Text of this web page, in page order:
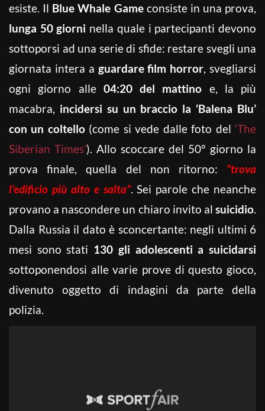
esiste. Il Blue Whale Gameconsiste in una prova,
lunga 50 giorni nella quale i partecipanti devono
sottoporsi ad una serie di sfide: restare svegli una
giornata intera a guardare film horror, svegliarsi
ogni giorno alle 04:20 del mattino e, la più
macabra, incidersi su un braccio la ‘Balena Blu’
con un coltello(come si vede dalle foto del‘The
Siberian Times’). Allo scoccare del 50° giorno la
prova finale, quella del non ritorno: “trova
l’edificio più alto e salta”. Sei parole che neanche
provano a nascondere un chiaro invito al suicidio.
Dalla Russia il dato è sconcertante: negli ultimi 6
mesi sono stati 130 gli adolescenti a suicidarsi
sottoponendosi alle varie prove di questo gioco,
divenuto oggetto di indagini da parte della
polizia.